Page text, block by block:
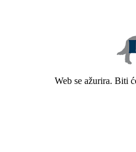
Web se ažurira. Biti